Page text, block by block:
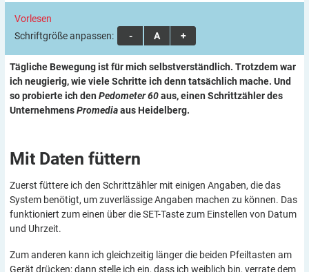
Vorlesen
Schriftgröße anpassen:
A A A
Tägliche Bewegung ist für mich selbstverständlich. Trotzdem war
ich neugierig, wie viele Schritte ich denn tatsächlich mache. Und
so probierte ich den Pedometer 60aus, einen Schrittzähler des
UnternehmensPromediaaus Heidelberg.
Mit Daten füttern
Zuerst füttere ich den Schrittzähler mit einigen Angaben, die das
System benötigt, um zuverlässige Angaben machen zu können. Das
funktioniert zum einen über die SET-Taste zum Einstellen von Datum
und Uhrzeit.
Zum anderen kann ich gleichzeitig länger die beiden Pfeiltasten am
Gerät drücken; dann stelle ich ein, dass ich weiblich bin, verrate dem